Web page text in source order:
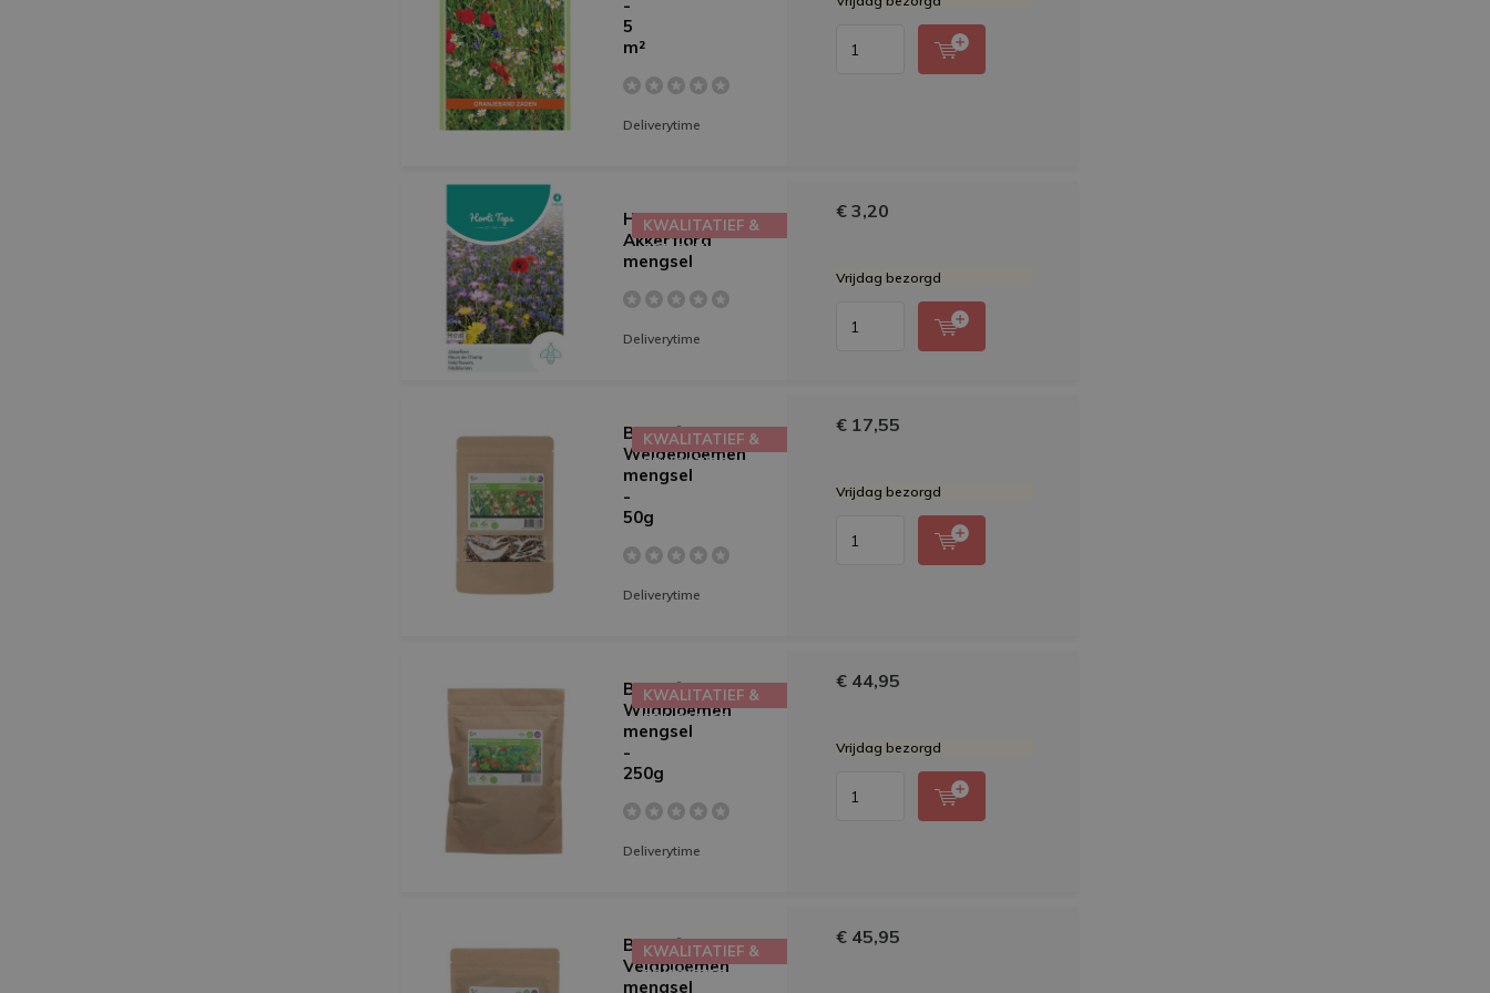
-
5
m²
Deliverytime
HT
Akkerflora
mengsel
Deliverytime
€ 3,20
Vrijdag bezorgd
KWALITATIEF &
EDUCATIEF
Buzzy®
Weidebloemen
mengsel
-
50g
Deliverytime
€ 17,55
Vrijdag bezorgd
KWALITATIEF &
EDUCATIEF
Buzzy®
Wildbloemen
mengsel
-
250g
Deliverytime
€ 44,95
Vrijdag bezorgd
KWALITATIEF &
EDUCATIEF
Buzzy®
Veldbloemen
mengsel
€ 45,95
KWALITATIEF &
EDUCATIEF